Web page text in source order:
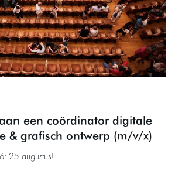
een coördinator digitale
& grafisch ontwerp (m/v/x)
25 augustus!